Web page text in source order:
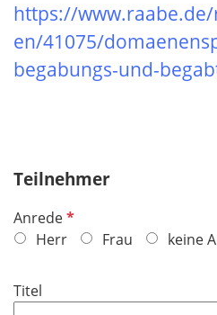
https://
en/41075/
begabungs-und-
Teilnehmer
AnredeP
f
c
Herr Frau keine
Titel